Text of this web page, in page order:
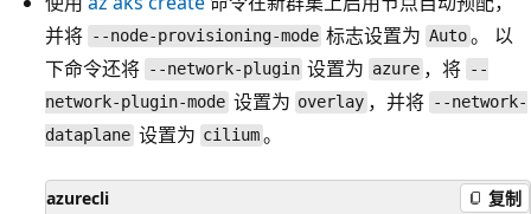
并将 --node-provisioning-mode 标志设置为Auto。 以
下命令还将 --network-plugin 设置为 azure，将 --
network-plugin-mode 设置为 overlay ，并将 --network-
dataplane 设置为 cilium。
azurecli 复制